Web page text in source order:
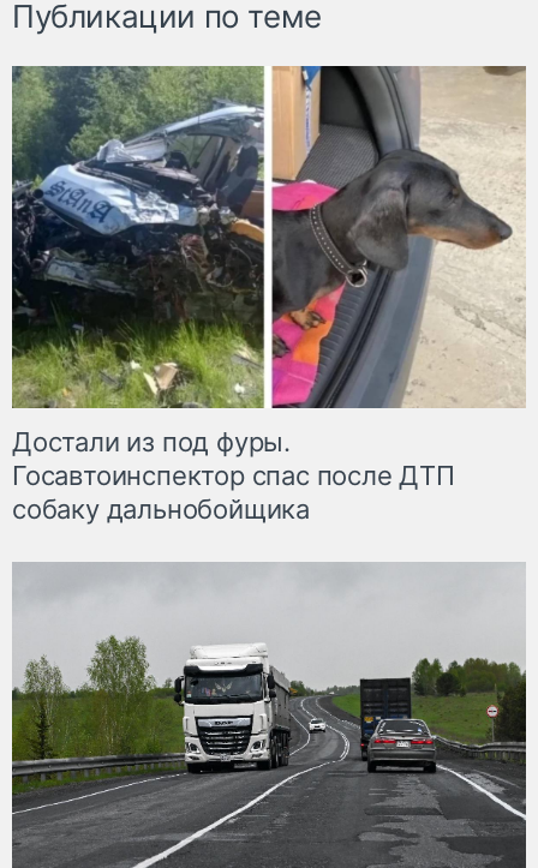
Публикации по теме
Достали из под фуры.
Госавтоинспектор спас после ДТП
собаку дальнобойщика